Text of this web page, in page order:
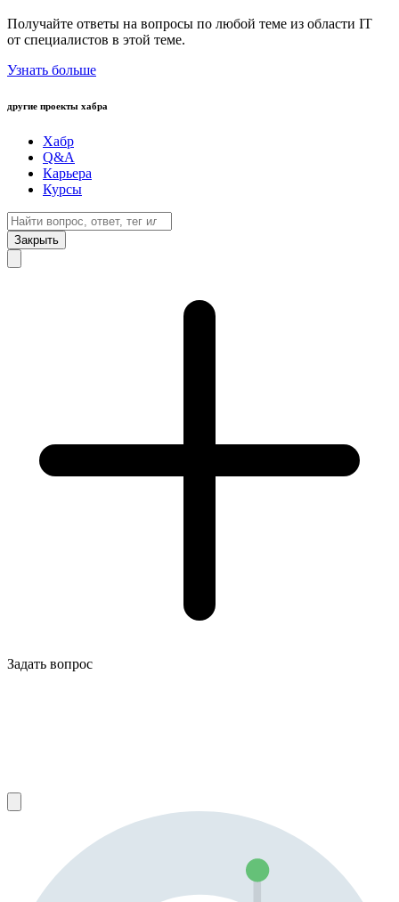
Получайте ответы на вопросы по любой теме из области IT
от специалистов в этой теме.
Узнать больше
другие проекты хабра
Хабр
Q&A
Карьера
Курсы
Закрыть
Задать вопрос